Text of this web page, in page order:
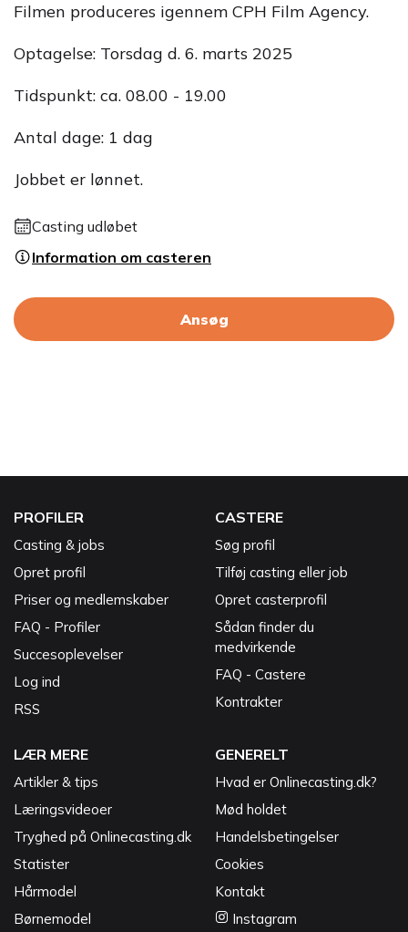
Filmen produceres igennem CPH Film Agency.
Optagelse: Torsdag d. 6. marts 2025
Tidspunkt: ca. 08.00 - 19.00
Antal dage: 1 dag
Jobbet er lønnet.
Casting udløbet
Information om casteren
Ansøg
PROFILER
Casting & jobs
Opret profil
Priser og medlemskaber
FAQ - Profiler
Succesoplevelser
Log ind
RSS
CASTERE
Søg profil
Tilføj casting eller job
Opret casterprofil
Sådan finder du
medvirkende
FAQ - Castere
Kontrakter
LÆR MERE
Artikler & tips
Læringsvideoer
Tryghed på Onlinecasting.dk
Statister
Hårmodel
Børnemodel
GENERELT
Hvad er Onlinecasting.dk?
Mød holdet
Handelsbetingelser
Cookies
Kontakt
Instagram